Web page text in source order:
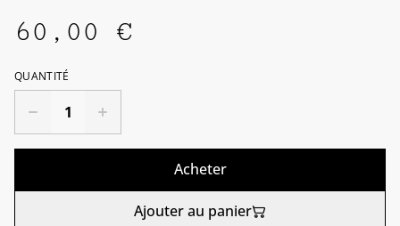
60,00 €
QUANTITÉ
Acheter
Ajouter au panier